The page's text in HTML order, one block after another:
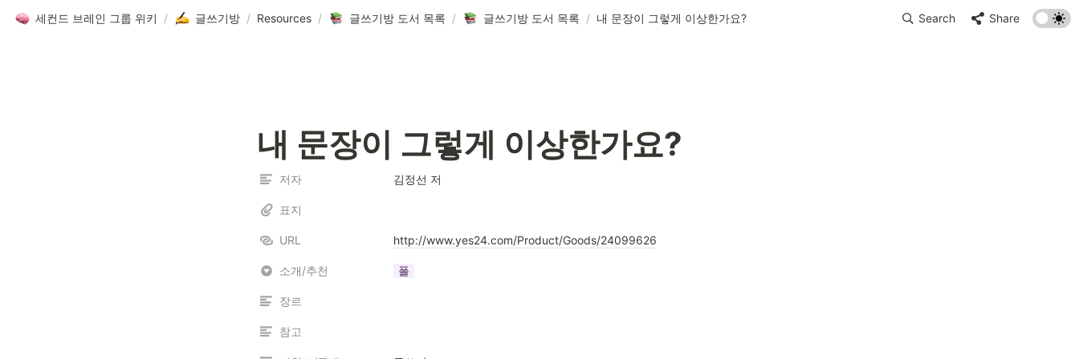
세컨드 브레인 그룹 위키 / 글쓰기방 / Resources / 글쓰기방 도서 목록 / 글쓰기방 도서 목록 / 내 문장이 그렇게 이상한가요? Search Share
내 문장이 그렇게 이상한가요?
저자 김정선 저
표지
URL http://www.yes24.com/Product/Goods/24099626
소개/추천 폴
장르
참고